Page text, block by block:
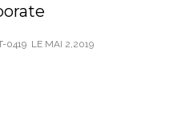
0419 LE MAI 2,2019